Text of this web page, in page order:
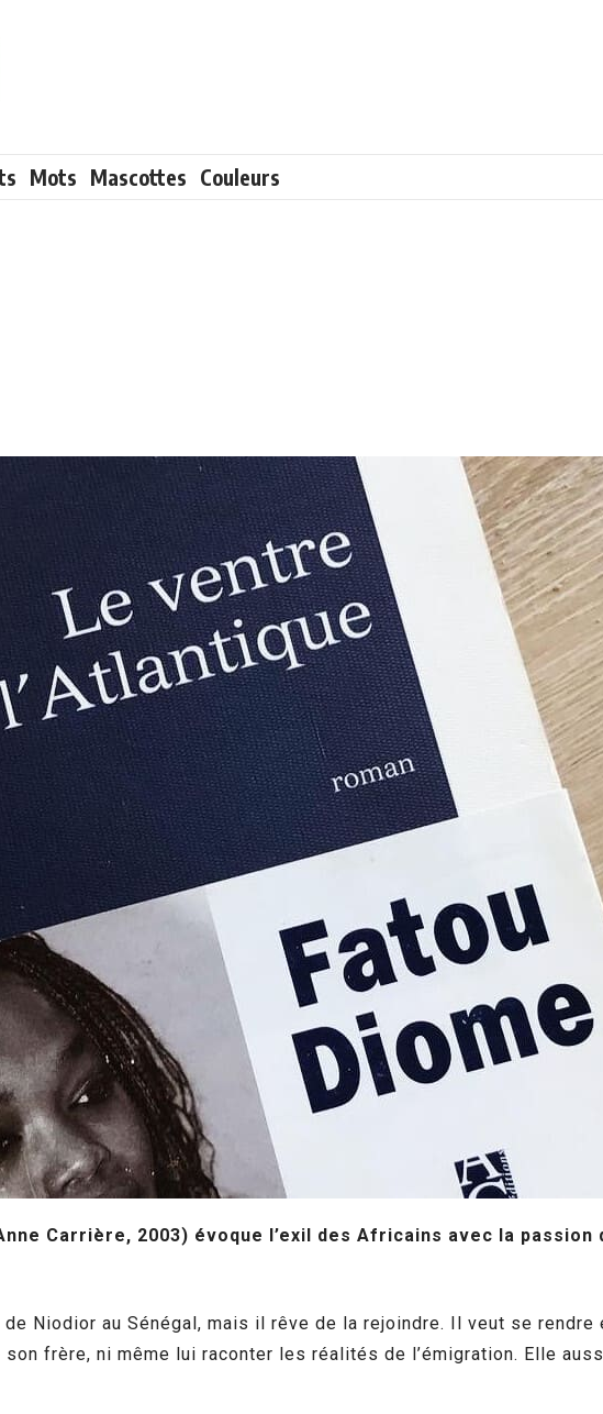
Mots Mascottes Couleurs
Carrière, 2003) évoque l’exil des Africains avec la
Niodior au Sénégal, mais il rêve de la rejoindre. Il veut se rendre
frère, ni même lui raconter les réalités de l’émigration. Elle